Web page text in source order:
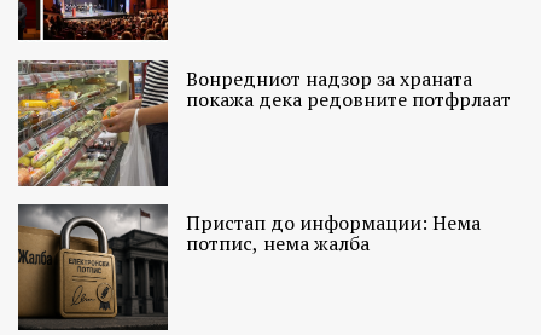
Вонредниот надзор за храната
покажа дека редовните потфрлаат
Пристап до информации: Нема
потпис, нема жалба